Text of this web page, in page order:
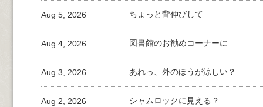
ちょっと背伸びして
Aug 5, 2026
図書館のお勧めコーナーに
Aug 4, 2026
あれっ、外のほうが涼しい？
Aug 3, 2026
シャムロックに見える？
Aug 2, 2026